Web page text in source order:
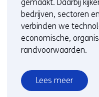
gemaakt. Daarbij
bedrijven, sectoren
verbinden we
economische,
randvoorwaarden.
Lees meer
over